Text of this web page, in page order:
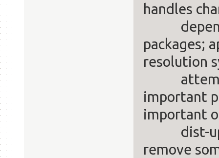
handles
packages;
resolution
attempt
important
important
dist-
remove